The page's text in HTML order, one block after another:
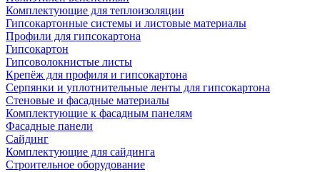
Комплектующие для теплоизоляции
Гипсокартонные системы и листовые материалы
Профили для гипсокартона
Гипсокартон
Гипсоволокнистые листы
Крепёж для профиля и гипсокартона
Серпянки и уплотнительные ленты для гипсокартона
Стеновые и фасадные материалы
Комплектующие к фасадным панелям
Фасадные панели
Сайдинг
Комплектующие для сайдинга
Строительное оборудование